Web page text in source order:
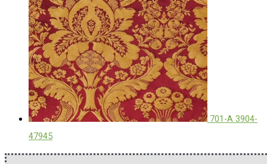
701-А 3904-
47945